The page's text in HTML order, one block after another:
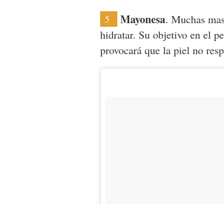
5 Mayonesa. Muchas
hidratar. Su objetivo en el
provocará que la piel no